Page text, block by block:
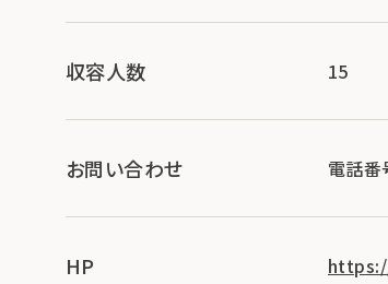
収容人数 15
お問い合わせ 電話
HP